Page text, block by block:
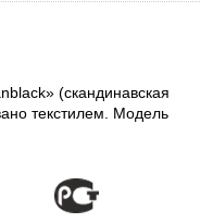
(скандинавская
текстилем. Модель